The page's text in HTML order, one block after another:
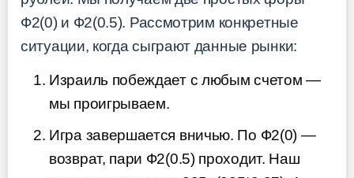
Ф2(0) и Ф2(0.5). Рассмотрим конкретные
ситуации, когда сыграют данные рынки:
Израиль побеждает с любым счетом —
мы проигрываем.
Игра завершается вничью. По Ф2(0) —
возврат, пари Ф2(0.5) проходит. Наш